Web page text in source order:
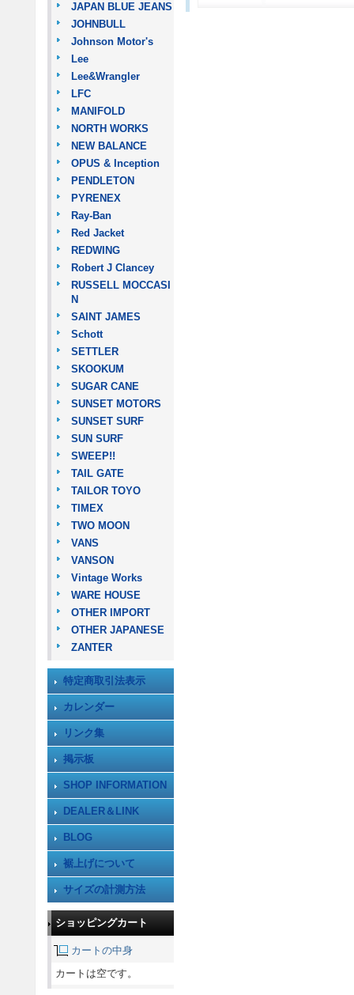
JAPAN BLUE JEANS
JOHNBULL
Johnson Motor's
Lee
Lee&Wrangler
LFC
MANIFOLD
NORTH WORKS
NEW BALANCE
OPUS & Inception
PENDLETON
PYRENEX
Ray-Ban
Red Jacket
REDWING
Robert J Clancey
RUSSELL MOCCASI
N
SAINT JAMES
Schott
SETTLER
SKOOKUM
SUGAR CANE
SUNSET MOTORS
SUNSET SURF
SUN SURF
SWEEP!!
TAIL GATE
TAILOR TOYO
TIMEX
TWO MOON
VANS
VANSON
Vintage Works
WARE HOUSE
OTHER IMPORT
OTHER JAPANESE
ZANTER
特定商取引法表示
カレンダー
リンク集
掲示板
SHOP INFORMATION
DEALER＆LINK
BLOG
裾上げについて
サイズの計測方法
ショッピングカート
カートの中身
カートは空です。